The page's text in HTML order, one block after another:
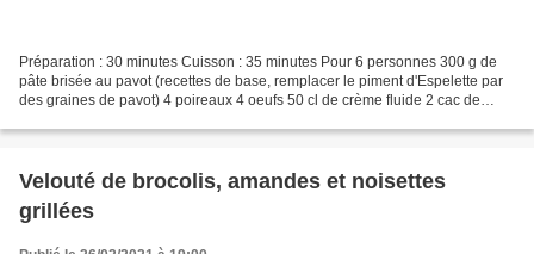
Préparation : 30 minutes Cuisson : 35 minutes Pour 6 personnes 300 g de
pâte brisée au pavot (recettes de base, remplacer le piment d'Espelette par
des graines de pavot) 4 poireaux 4 oeufs 50 cl de crème fluide 2 cac de
Velouté de brocolis, amandes et noisettes
grillées